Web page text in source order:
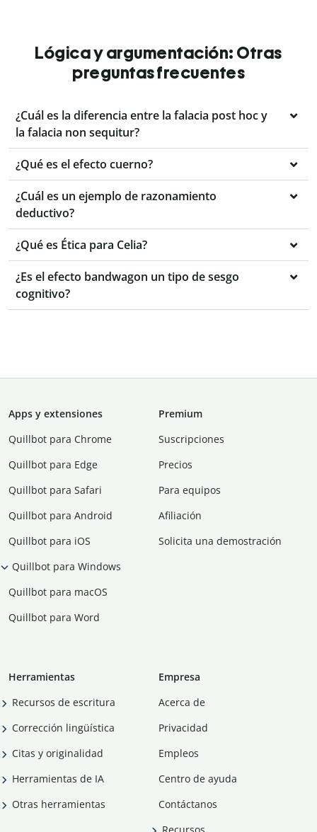
Lógica y argumentación: Otras
preguntas frecuentes
¿Cuál es la diferencia entre la falacia post hoc y
la falacia non sequitur?
¿Qué es el efecto cuerno?
¿Cuál es un ejemplo de razonamiento
deductivo?
¿Qué es Ética para Celia?
¿Es el efecto bandwagon un tipo de sesgo
cognitivo?
Apps y extensiones
Quillbot para Chrome
Quillbot para Edge
Quillbot para Safari
Quillbot para Android
Quillbot para iOS
Quillbot para Windows
Quillbot para macOS
Quillbot para Word
Premium
Suscripciones
Precios
Para equipos
Afiliación
Solicita una demostración
Herramientas
Recursos de escritura
Corrección lingüística
Citas y originalidad
Herramientas de IA
Otras herramientas
Empresa
Acerca de
Privacidad
Empleos
Centro de ayuda
Contáctanos